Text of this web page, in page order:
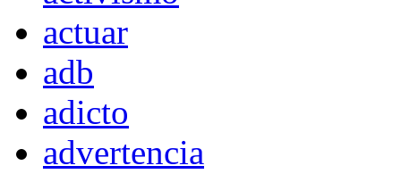
actuar
adb
adicto
advertencia